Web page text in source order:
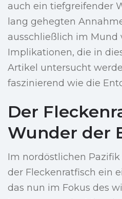
auch ein tiefgreifender
lang gehegten
ausschließlich im Mund
Implikationen, die in
Artikel untersucht
faszinierend wie die
Der
Wunder der
Im nordöstlichen
der Fleckenratfisch ein
das nun im Fokus des